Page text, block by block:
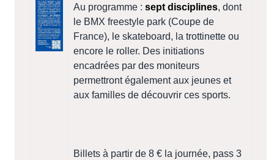
Au programme : sept disciplines, dont
le BMX freestyle park (Coupe de
France), le skateboard, la trottinette ou
encore le roller. Des initiations
encadrées par des moniteurs
permettront également aux jeunes et
aux familles de découvrir ces sports.
Billets à partir de 8 € la journée, pass 3